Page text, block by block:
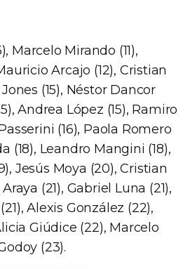
Marcelo Mirando (11),
Arcajo (12), Cristian
(15), Néstor Dancor
Andrea López (15), Ramiro
(16), Paola Romero
(18), Leandro Mangini (18),
Jesús Moya (20), Cristian
(21), Gabriel Luna (21),
Alexis González (22),
Giúdice (22), Marcelo
(23).